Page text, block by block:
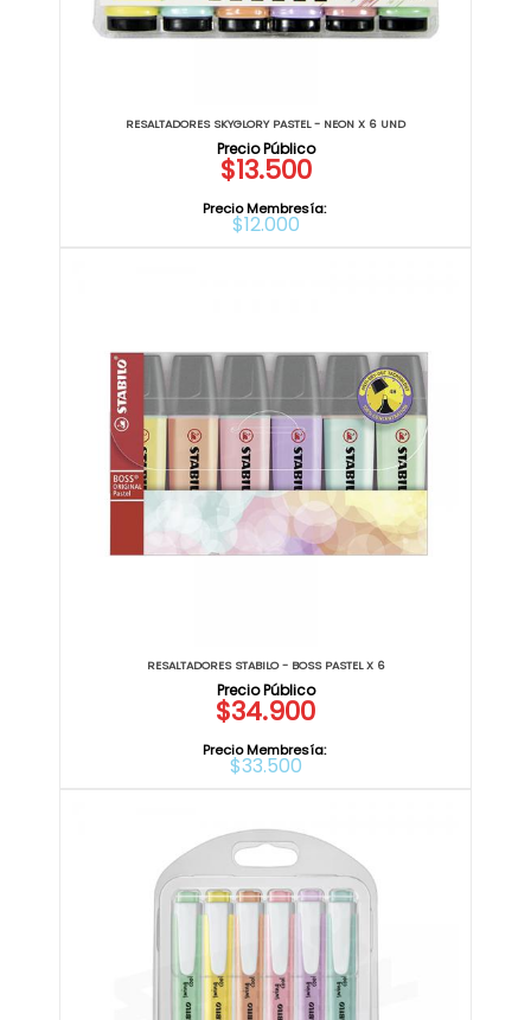
RESALTADORES SKYGLORY PASTEL - NEON X 6 UND
$13.500
Precio Membresía:
$12.000
RESALTADORES STABILO - BOSS PASTEL X 6
$34.900
Precio Membresía:
$33.500